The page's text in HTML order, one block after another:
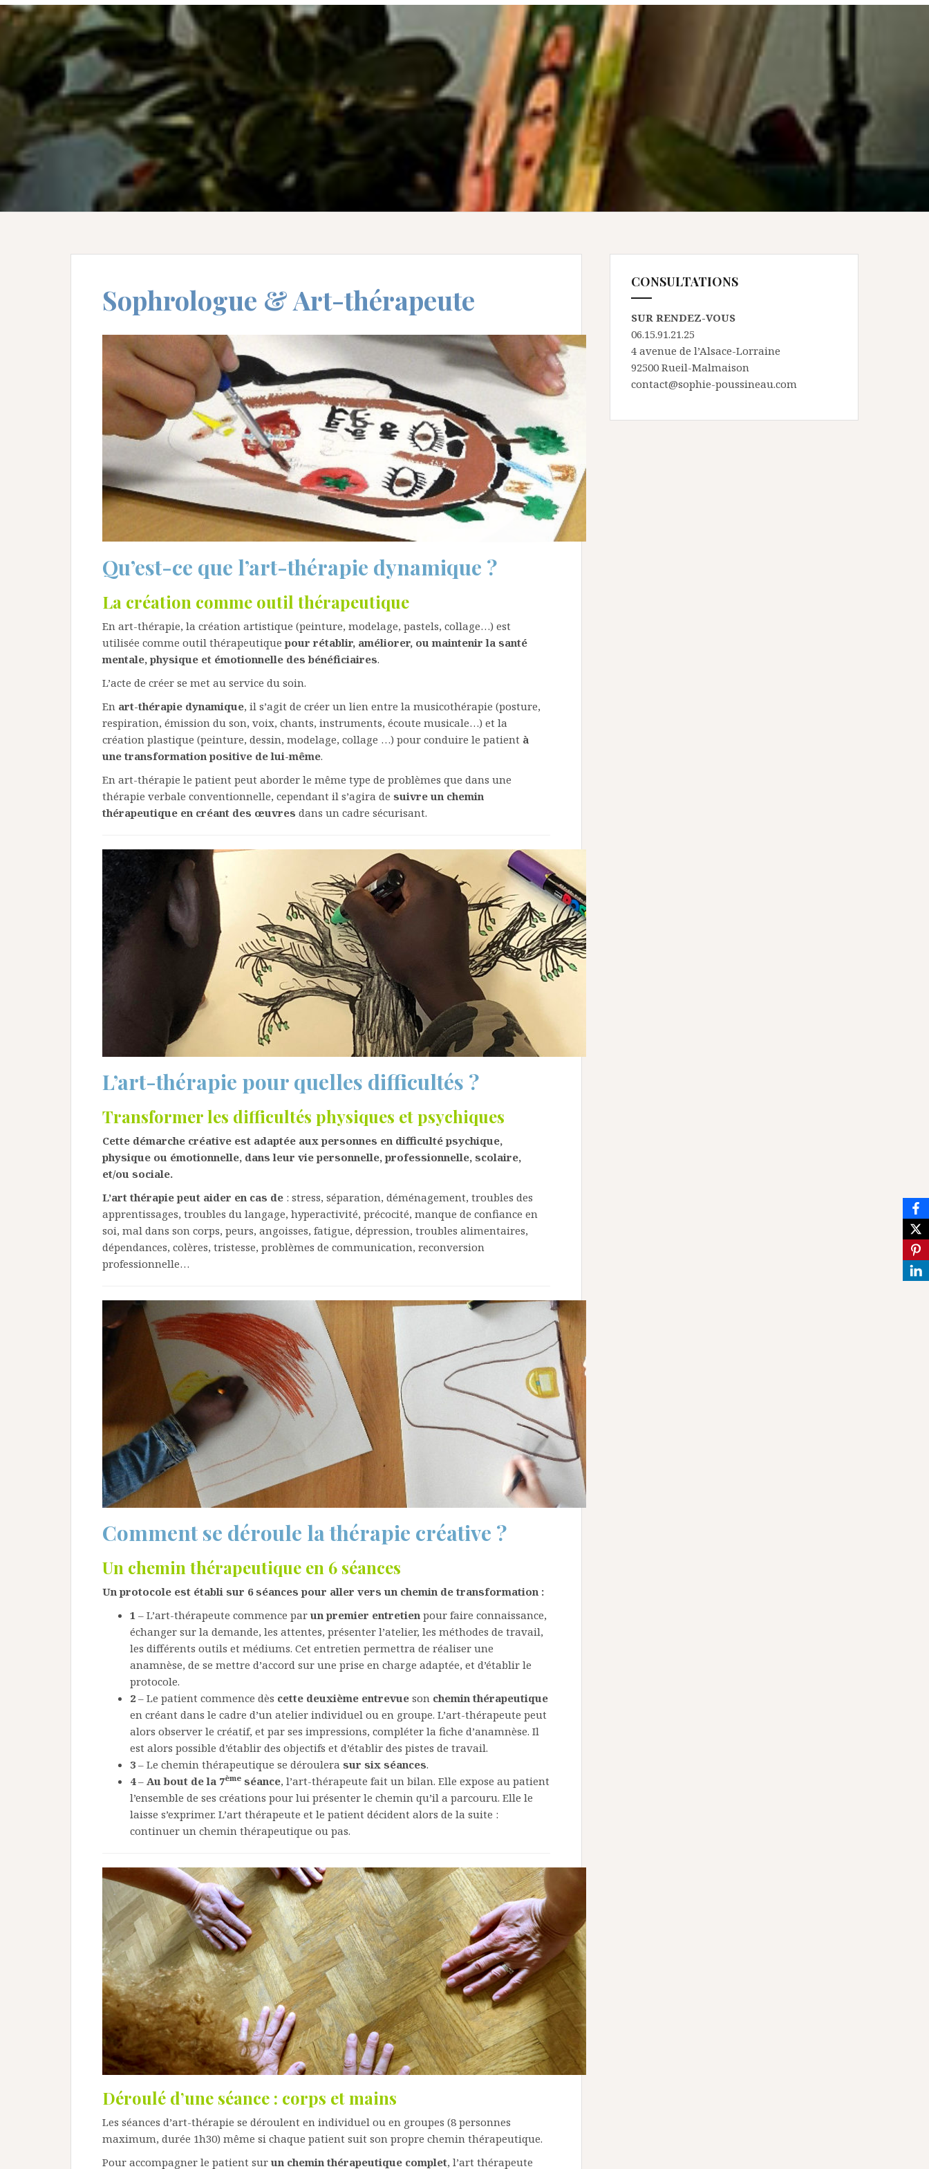
Sophrologue & Art-thérapeute
Qu’est-ce que l’art-thérapie dynamique ?
La création comme outil thérapeutique
En art-thérapie, la création artistique (peinture, modelage, pastels, collage…) est
utilisée comme outil thérapeutique pour rétablir, améliorer, ou maintenir la santé
mentale, physique et émotionnelle des bénéficiaires.
L’acte de créer se met au service du soin.
En art-thérapie dynamique, il s’agit de créer un lien entre la musicothérapie (posture,
respiration, émission du son, voix, chants, instruments, écoute musicale…) et la
création plastique (peinture, dessin, modelage, collage …) pour conduire le patient à
une transformation positive de lui-même.
En art-thérapie le patient peut aborder le même type de problèmes que dans une
thérapie verbale conventionnelle, cependant il s’agira de suivre un chemin
thérapeutique en créant des œuvres dans un cadre sécurisant.
L’art-thérapie pour quelles difficultés ?
Transformer les difficultés physiques et psychiques
Cette démarche créative est adaptée aux personnes en difficulté psychique,
physique ou émotionnelle, dans leur vie personnelle, professionnelle, scolaire,
et/ou sociale.
L’art thérapie peut aider en cas de : stress, séparation, déménagement, troubles des
apprentissages, troubles du langage, hyperactivité, précocité, manque de confiance en
soi, mal dans son corps, peurs, angoisses, fatigue, dépression, troubles alimentaires,
dépendances, colères, tristesse, problèmes de communication, reconversion
professionnelle…
Comment se déroule la thérapie créative ?
Un chemin thérapeutique en 6 séances
Un protocole est établi sur 6 séances pour aller vers un chemin de transformation :
1 – L’art-thérapeute commence par un premier entretien pour faire connaissance,
échanger sur la demande, les attentes, présenter l’atelier, les méthodes de travail,
les différents outils et médiums. Cet entretien permettra de réaliser une
anamnèse, de se mettre d’accord sur une prise en charge adaptée, et d’établir le
protocole.
2 – Le patient commence dès cette deuxième entrevue son chemin thérapeutique
en créant dans le cadre d’un atelier individuel ou en groupe. L’art-thérapeute peut
alors observer le créatif, et par ses impressions, compléter la fiche d’anamnèse. Il
est alors possible d’établir des objectifs et d’établir des pistes de travail.
3 – Le chemin thérapeutique se déroulera sur six séances.
4– Au bout de la 7ème séance, l’art-thérapeute fait un bilan. Elle expose au patient
l’ensemble de ses créations pour lui présenter le chemin qu’il a parcouru. Elle le
laisse s’exprimer. L’art thérapeute et le patient décident alors de la suite :
continuer un chemin thérapeutique ou pas.
Déroulé d’une séance : corps et mains
Les séances d’art-thérapie se déroulent en individuel ou en groupes (8 personnes
maximum, durée 1h30) même si chaque patient suit son propre chemin thérapeutique.
Pour accompagner le patient sur un chemin thérapeutique complet, l’art thérapeute
CONSULTATIONS
SUR RENDEZ-VOUS
06.15.91.21.25
4 avenue de l’Alsace-Lorraine
92500 Rueil-Malmaison
contact@sophie-poussineau.com